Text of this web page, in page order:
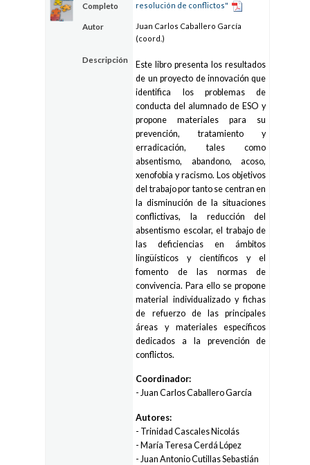
Completo
resolución de conflictos"
Autor
Juan Carlos Caballero García
(coord.)
Descripción
Este libro presenta los resultados
de un proyecto de innovación que
identifica los problemas de
conducta del alumnado de ESO y
propone materiales para su
prevención, tratamiento y
erradicación, tales como
absentismo, abandono, acoso,
xenofobia y racismo. Los objetivos
del trabajo por tanto se centran en
la disminución de la situaciones
conflictivas, la reducción del
absentismo escolar, el trabajo de
las deficiencias en ámbitos
lingüísticos y científicos y el
fomento de las normas de
convivencia. Para ello se propone
material individualizado y fichas
de refuerzo de las principales
áreas y materiales específicos
dedicados a la prevención de
conflictos.
Coordinador:
- Juan Carlos Caballero García
Autores:
- Trinidad Cascales Nicolás
- María Teresa Cerdá López
- Juan Antonio Cutillas Sebastián